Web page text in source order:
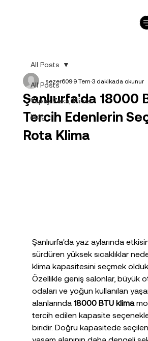
All Posts
Yapay Zeka, Klima
blog
All Posts
Şanlıurfa'da 18000
Tercih Edenlerin
Rota Klima
sezer6099 Tem3 dakikada okunur
Şanlıurfa'da yaz aylarında
sürdüren yüksek sıcaklıklar
klima kapasitesini seçmek
Özellikle geniş salonlar, büyük
odaları ve yoğun kullanılan
alanlarında 18000 BTU klima
tercih edilen kapasite
biridir. Doğru kapasitede seçilen